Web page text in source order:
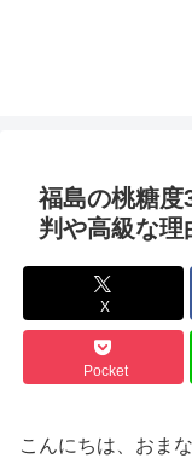
福島の桃糖度
判や高級な理
X
Pocket
こんにちは、おまな